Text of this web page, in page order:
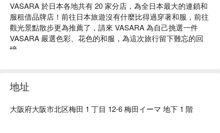
VASARA 於日本各地共有 20 家分店，為全日本最大的連鎖和
服租借品牌店！前往日本旅遊沒有什麼比得過穿著和服，前往
觀光景點散步更為推薦了，請來 VASARA 為自己挑選一件
VASARA 嚴選色彩、花色的和服，為這次旅行留下難忘的回
憶。
地址
大阪府大阪市北区梅田 1 丁目 12-6 梅田イーマ 地下 1 階